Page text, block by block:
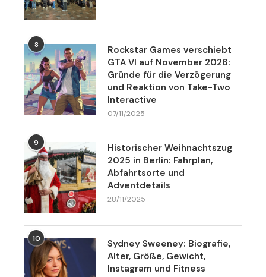
8
Rockstar Games verschiebt
GTA VI auf November 2026:
Gründe für die Verzögerung
und Reaktion von Take-Two
Interactive
07/11/2025
9
Historischer Weihnachtszug
2025 in Berlin: Fahrplan,
Abfahrtsorte und
Adventdetails
28/11/2025
10
Sydney Sweeney: Biografie,
Alter, Größe, Gewicht,
Instagram und Fitness